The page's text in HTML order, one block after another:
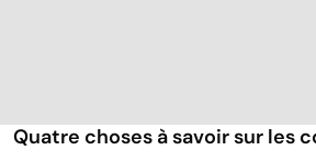
Quatre choses à savoir sur les